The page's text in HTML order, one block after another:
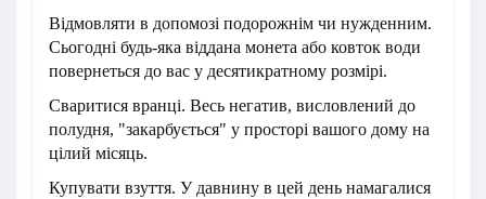
Відмовляти в допомозі подорожнім чи нужденним.
Сьогодні будь-яка віддана монета або ковток води
повернеться до вас у десятикратному розмірі.
Сваритися вранці. Весь негатив, висловлений до
полудня, "закарбується" у просторі вашого дому на
цілий місяць.
Купувати взуття. У давнину в цей день намагалися